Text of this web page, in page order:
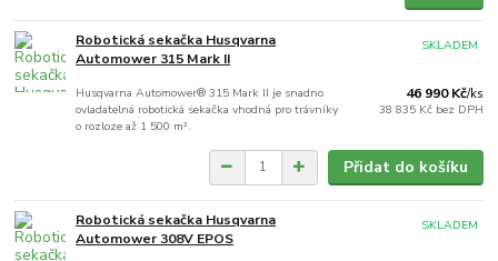
Robotická sekačka Husqvarna
Automower 315 Mark II
Husqvarna Automower® 315 Mark II je snadno
ovladatelná robotická sekačka vhodná pro trávníky
o rozloze až 1 500 m².
46 990 Kč/ks
38 835 Kč bez DPH
SKLADEM
Přidat do košíku
Robotická sekačka Husqvarna
Automower 308V EPOS
SKLADEM